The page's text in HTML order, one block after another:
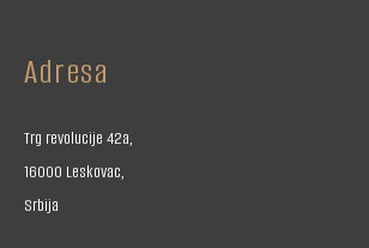
Adresa
Trg revolucije 42a,
16000 Leskovac,
Srbija